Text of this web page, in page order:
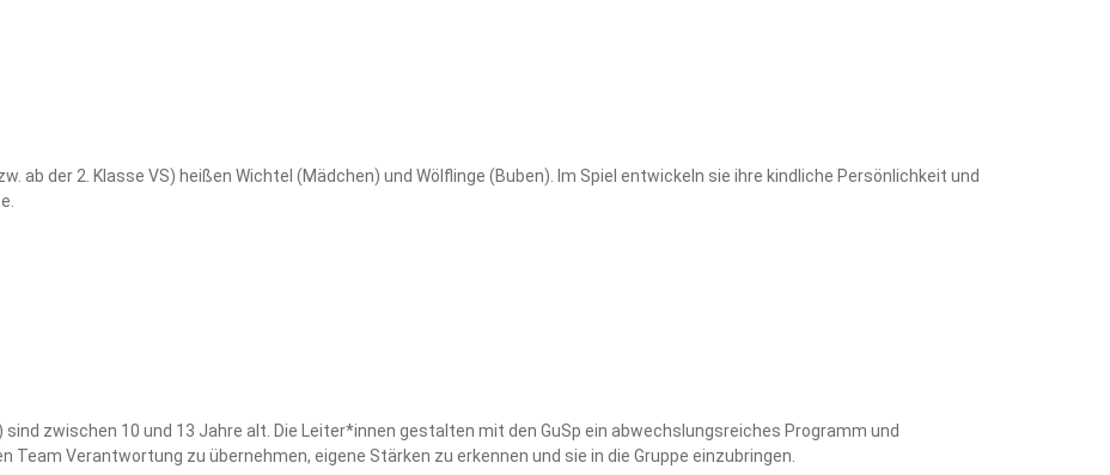
ab der 2. Klasse VS) heißen Wichtel (Mädchen) und Wölflinge (Buben). Im Spiel entwickeln sie ihre kindliche Persönlichkeit und
sind zwischen 10 und 13 Jahre alt. Die Leiter*innen gestalten mit den GuSp ein abwechslungsreiches Programm und
Team Verantwortung zu übernehmen, eigene Stärken zu erkennen und sie in die Gruppe einzubringen.